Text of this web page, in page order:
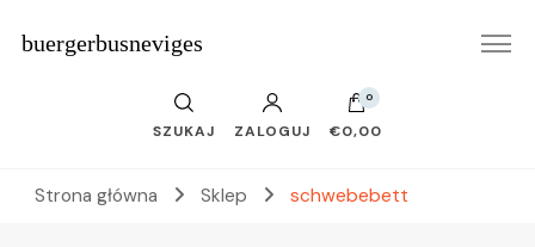
buergerbusneviges
SZUKAJ ZALOGUJ
0
€0,00
Strona główna Sklep schwebebett